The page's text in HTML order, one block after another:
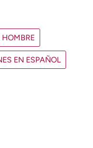
HOMBRE
EN ESPAÑOL